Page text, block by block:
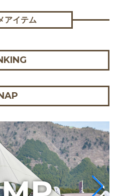
アイテム